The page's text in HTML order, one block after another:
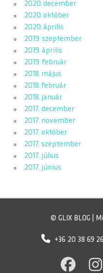
2020. december
2020. október
2020. április
2019. szeptember
2019. április
2019. február
2018. május
2018. február
2018. január
2017. december
2017. november
2017. október
2017. szeptember
2017. július
2017. június
© GLIX BLOG |
+36 20 38 69